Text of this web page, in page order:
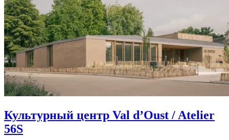
Культурный центр Val d’Oust / Atelier
56S